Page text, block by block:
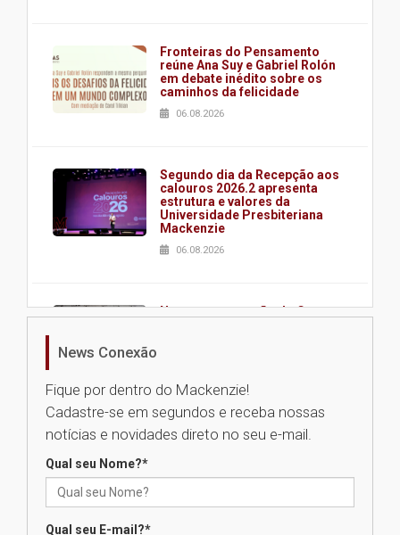
Fronteiras do Pensamento
reúne Ana Suy e Gabriel Rolón
em debate inédito sobre os
caminhos da felicidade
06.08.2026
Segundo dia da Recepção aos
calouros 2026.2 apresenta
estrutura e valores da
Universidade Presbiteriana
Mackenzie
06.08.2026
Nova apresentação do Centro
Universidade Mackenzie
realizará nova edição da Feira
News Conexão
Fique por dentro do Mackenzie!
Cadastre-se em segundos e receba nossas
notícias e novidades direto no seu e-mail.
Qual seu Nome?*
Qual seu E-mail?*